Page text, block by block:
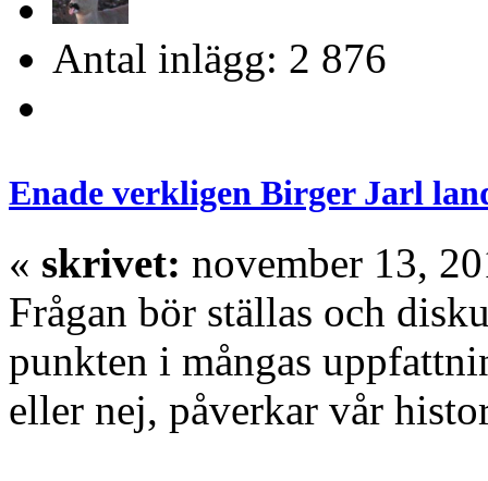
Antal inlägg: 2 876
Enade verkligen Birger Jarl
« skrivet: november 13,
Frågan bör ställas och
punkten i mångas
eller nej, påverkar vår